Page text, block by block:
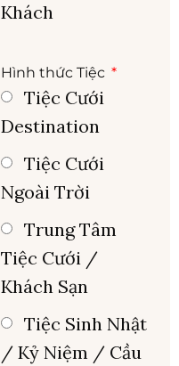
Khách
Hình thức Tiệc
Tiệc Cưới
Destination
Tiệc Cưới
Ngoài Trời
Trung Tâm
Tiệc Cưới /
Khách Sạn
Tiệc Sinh Nhật
/ Kỷ Niệm / Cầu